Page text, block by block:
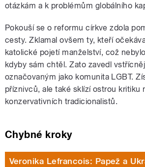
otázkám a k problémům globálního
Pokouší se o reformu církve zdola
cesty. Zklamal ovšem ty, kteří
katolické pojetí manželství, což
kdyby sám chtěl. Zato zavedl
označovaným jako komunita LGBT.
příznivců, ale také sklízí ostrou kritiku
konzervativních tradicionalistů.
Chybné kroky
Veronika Lefrancois: Papež a